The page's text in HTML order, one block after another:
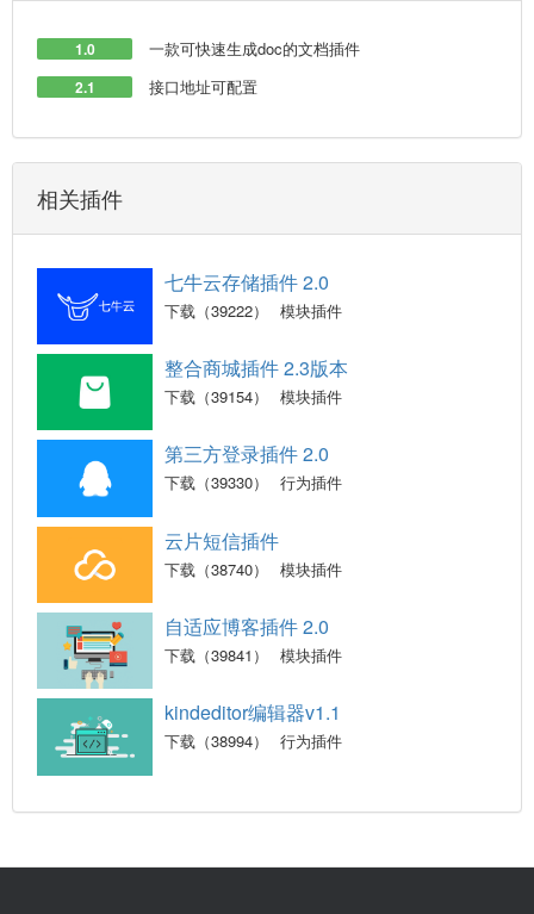
1.0 一款可快速生成doc的文档插件
2.1 接口地址可配置
相关插件
七牛云存储插件 2.0
下载（39222） 模块插件
整合商城插件 2.3版本
下载（39154） 模块插件
第三方登录插件 2.0
下载（39330） 行为插件
云片短信插件
下载（38740） 模块插件
自适应博客插件 2.0
下载（39841） 模块插件
kindeditor编辑器v1.1
下载（38994） 行为插件